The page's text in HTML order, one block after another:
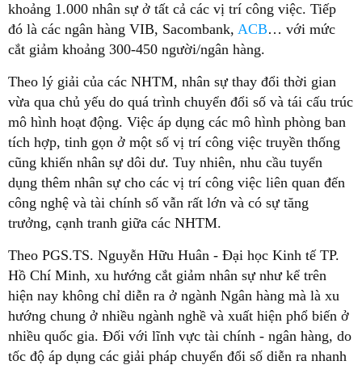
khoảng 1.000 nhân sự ở tất cả các vị trí công việc. Tiếp
đó là các ngân hàng VIB, Sacombank, ACB… với mức
cắt giảm khoảng 300-450 người/ngân hàng.
Theo lý giải của các NHTM, nhân sự thay đổi thời gian
vừa qua chủ yếu do quá trình chuyển đổi số và tái cấu trúc
mô hình hoạt động. Việc áp dụng các mô hình phòng ban
tích hợp, tinh gọn ở một số vị trí công việc truyền thống
cũng khiến nhân sự dôi dư. Tuy nhiên, nhu cầu tuyển
dụng thêm nhân sự cho các vị trí công việc liên quan đến
công nghệ và tài chính số vẫn rất lớn và có sự tăng
trưởng, cạnh tranh giữa các NHTM.
Theo PGS.TS. Nguyễn Hữu Huân - Đại học Kinh tế TP.
Hồ Chí Minh, xu hướng cắt giảm nhân sự như kể trên
hiện nay không chỉ diễn ra ở ngành Ngân hàng mà là xu
hướng chung ở nhiều ngành nghề và xuất hiện phổ biến ở
nhiều quốc gia. Đối với lĩnh vực tài chính - ngân hàng, do
tốc độ áp dụng các giải pháp chuyển đổi số diễn ra nhanh